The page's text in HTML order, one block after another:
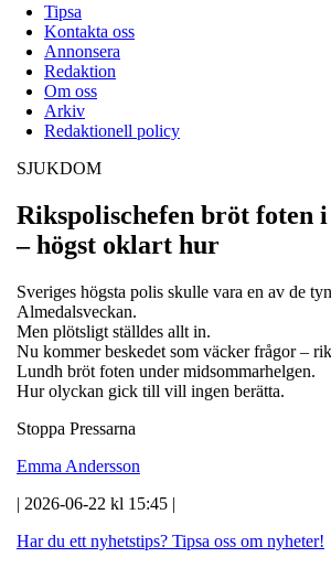
Tipsa
Kontakta oss
Annonsera
Redaktion
Om oss
Arkiv
Redaktionell policy
SJUKDOM
Rikspolischefen bröt foten
– högst oklart hur
Sveriges högsta polis skulle vara en av de
Almedalsveckan.
Men plötsligt ställdes allt in.
Nu kommer beskedet som väcker frågor –
Lundh bröt foten under midsommarhelgen.
Hur olyckan gick till vill ingen berätta.
Stoppa Pressarna
Emma Andersson
| 2026-06-22 kl 15:45 |
Har du ett nyhetstips? Tipsa oss om nyheter!